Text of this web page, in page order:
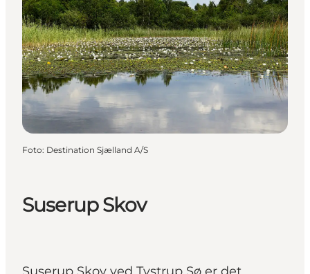
Erlebnisse
Unterkünfte
Reiseplanung
Suserup Skov
Foto: Destination Sjælland A/S